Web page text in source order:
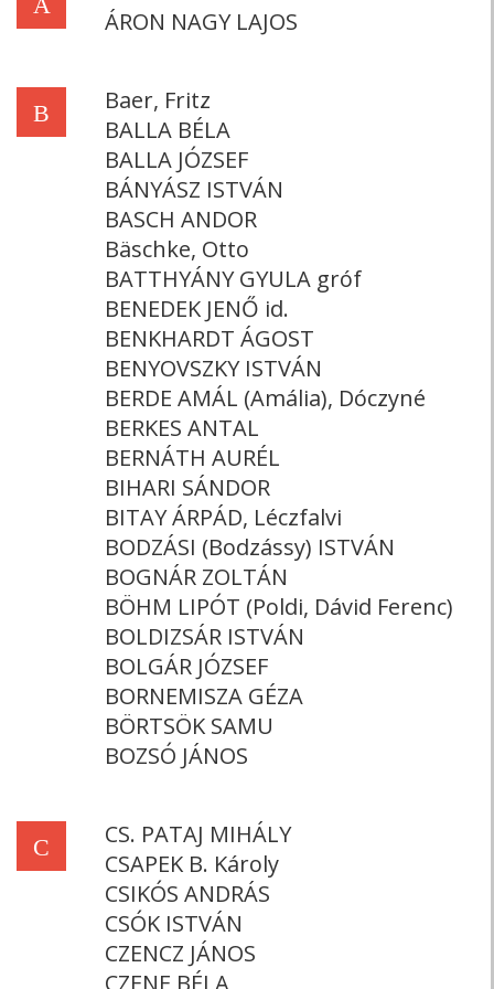
ÁRON NAGY LAJOS
B
Baer, Fritz
BALLA BÉLA
BALLA JÓZSEF
BÁNYÁSZ ISTVÁN
BASCH ANDOR
Bäschke, Otto
BATTHYÁNY GYULA gróf
BENEDEK JENŐ id.
BENKHARDT ÁGOST
BENYOVSZKY ISTVÁN
BERDE AMÁL (Amália), Dóczyné
BERKES ANTAL
BERNÁTH AURÉL
BIHARI SÁNDOR
BITAY ÁRPÁD, Léczfalvi
BODZÁSI (Bodzássy) ISTVÁN
BOGNÁR ZOLTÁN
BÖHM LIPÓT (Poldi, Dávid Ferenc)
BOLDIZSÁR ISTVÁN
BOLGÁR JÓZSEF
BORNEMISZA GÉZA
BÖRTSÖK SAMU
BOZSÓ JÁNOS
C
CS. PATAJ MIHÁLY
CSAPEK B. Károly
CSIKÓS ANDRÁS
CSÓK ISTVÁN
CZENCZ JÁNOS
CZENE BÉLA